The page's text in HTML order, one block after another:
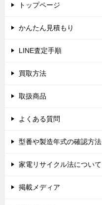
ー
シ
トップページ
かんたん見積もり
LINE査定手順
買取方法
取扱商品
よくある質問
型番や製造年式の確認方法
家電リサイクル法について
掲載メディア